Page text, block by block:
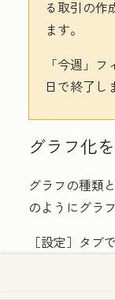
る取引の作
ます。
「今週」 フ
日で終了し
グラフ化
グラフの種類
のようにグラ
［設定］ タブで